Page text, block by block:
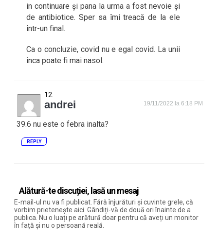
in continuare și pana la urma a fost nevoie și
de antibiotice. Sper sa îmi treacă de la ele
într-un final.
Ca o concluzie, covid nu e egal covid. La unii
inca poate fi mai nasol.
andrei 19/11/2022 la 6:18 PM
39.6 nu este o febra inalta?
REPLY
Alătură-te discuției, lasă un mesaj
E-mail-ul nu va fi publicat. Fără înjurături și cuvinte grele, că
vorbim prietenește aici. Gândiți-vă de două ori înainte de a
publica. Nu o luați pe arătură doar pentru că aveți un monitor
în față și nu o persoană reală.